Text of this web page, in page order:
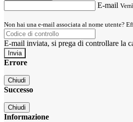
E-mail
Non hai una e-mail associata al nome utente?
E-mail inviata, si prega di controllare la
Errore
Chiudi
Successo
Chiudi
Informazione